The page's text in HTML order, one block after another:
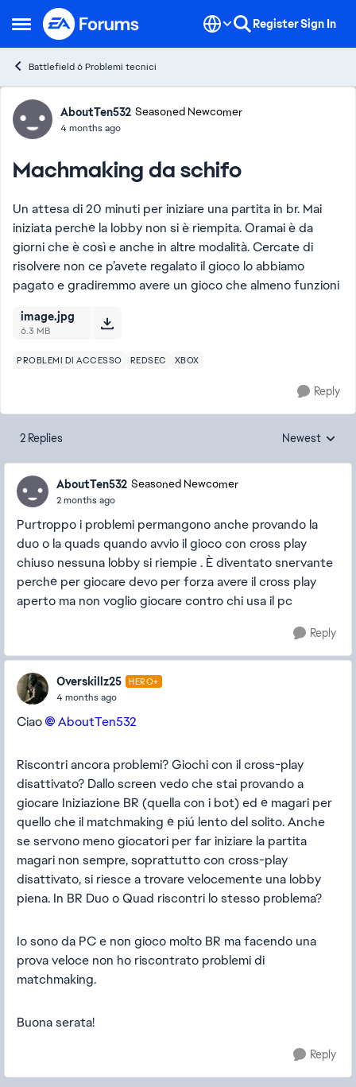
Open Side Menu
Skip to content RegisterSign In
Battlefield 6 Problemi tecnici
Forum Discussion
AboutTen532 Seasoned Newcomer
4 months ago
Machmaking da schifo
Un attesa di 20 minuti per iniziare una partita in br. Mai
iniziata perché la lobby non si è riempita. Oramai è da
giorni che è così e anche in altre modalità. Cercate di
risolvere non ce p’avete regalato il gioco lo abbiamo
pagato e gradiremmo avere un gioco che almeno funzioni
image.jpg
6.3 MB
PROBLEMI DI ACCESSO REDSEC XBOX
Reply
2 Replies Replies sorted
Newest
AboutTen532 Seasoned Newcomer
2 months ago
Purtroppo i problemi permangono anche provando la
duo o la quads quando avvio il gioco con cross play
chiuso nessuna lobby si riempie . È diventato snervante
perché per giocare devo per forza avere il cross play
aperto ma non voglio giocare contro chi usa il pc
Reply
Overskillz25 HERO+
4 months ago
Ciao AboutTen532​
Riscontri ancora problemi? Giochi con il cross-play
disattivato? Dallo screen vedo che stai provando a
giocare Iniziazione BR (quella con i bot) ed é magari per
quello che il matchmaking é piú lento del solito. Anche
se servono meno giocatori per far iniziare la partita
magari non sempre, soprattutto con cross-play
disattivato, si riesce a trovare velocemente una lobby
piena. In BR Duo o Quad riscontri lo stesso problema?
Io sono da PC e non gioco molto BR ma facendo una
prova veloce non ho riscontrato problemi di
matchmaking.
Buona serata!
Reply